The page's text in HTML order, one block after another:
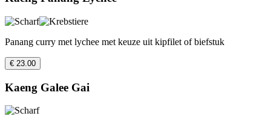
Panang curry met lychee met keuze uit kipfilet of biefstuk
€ 23.00
Kaeng Galee Gai